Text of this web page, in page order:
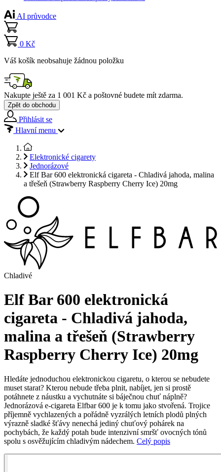
AI průvodce
0 Kč
Váš košík neobsahuje žádnou položku
Nakupte ještě za 1 001 Kč a poštovné budete mít zdarma.
Zpět do obchodu
Přihlásit se
Hlavní menu
Elektronické cigarety
Jednorázové
Elf Bar 600 elektronická cigareta - Chladivá jahoda, malina
a třešeň (Strawberry Raspberry Cherry Ice) 20mg
Chladivé
Elf Bar 600 elektronická
cigareta - Chladivá jahoda,
malina a třešeň (Strawberry
Raspberry Cherry Ice) 20mg
Hledáte jednoduchou elektronickou cigaretu, o kterou se nebudete
muset starat? Kterou nebude třeba plnit, nabíjet, jen si prostě
potáhnete z náustku a vychutnáte si báječnou chuť náplně?
Jednorázová e-cigareta Elfbar 600 je k tomu jako stvořená. Trojice
příjemně vychlazených a pořádně vyzrálých letních plodů plných
výrazně sladké šťávy nenechá jediný chuťový pohárek na
pochybách, že každý potah bude intenzivní smršť ovocných tónů
spolu s osvěžujícím chladivým nádechem. Celý popis